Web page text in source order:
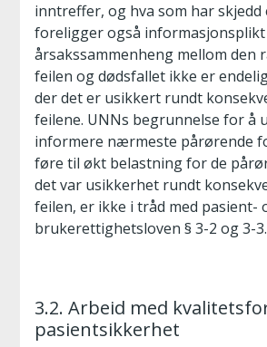
inntreffer, og hva som har
foreligger også
årsakssammenheng mellom den
feilen og dødsfallet ikke er
der det er usikkert rundt
feilene. UNNs begrunnelse for å
informere nærmeste pårørende
føre til økt belastning for de
det var usikkerhet rundt
feilen, er ikke i tråd med pasient-
brukerettighetsloven § 3-2 og 3-3.
3.2. Arbeid med
pasientsikkerhet